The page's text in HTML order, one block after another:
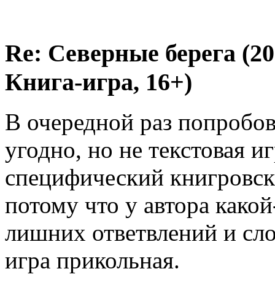
Re: Северные берега
Книга-игра, 16+)
В очередной раз
угодно, но не текстовая
специфический
потому что у автора
лишних ответвлений и
игра прикольная.